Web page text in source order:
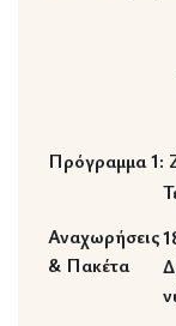
Πρόγραμμα 1:
Αναχωρήσεις
& Πακέτα